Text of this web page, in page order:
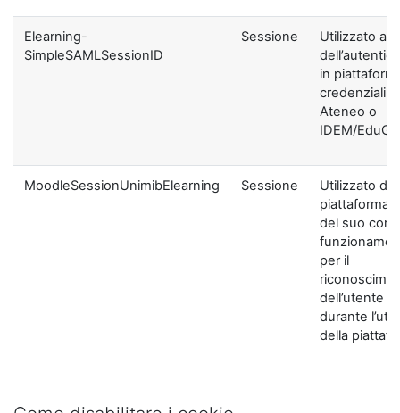
Elearning-
SimpleSAMLSessionID
Sessione
Utilizzato ai
in
credenziali di
Ateneo o
IDEM/
MoodleSessionUnimibElearning Sessione
Utilizzato
piattaforma
del suo
per il
dell’utente
durante
della